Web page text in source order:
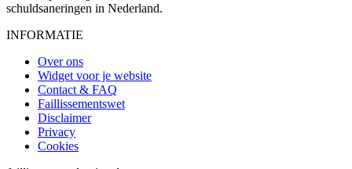
schuldsaneringen in Nederland.
INFORMATIE
Over ons
Widget voor je website
Contact & FAQ
Faillissementswet
Disclaimer
Privacy
Cookies